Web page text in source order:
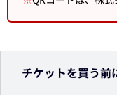
チケットを買う前